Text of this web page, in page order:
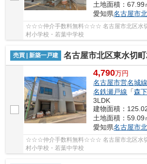
土地面積：67.99
愛知県名古屋市
☆☆☆仲介手数料無料☆☆☆ 名古屋市北区水切
村小学校・若葉中学校
売買 | 新築一戸建 名古屋市北区東水切町2丁目15【仲介手数料無
4,790万円
名古屋市営名城線
名鉄瀬戸線 「森下
3LDK
建物面積：
土地面積：59.09
愛知県名古屋市
☆☆☆仲介手数料無料☆☆☆ 名古屋市北区水切
村小学校・若葉中学校